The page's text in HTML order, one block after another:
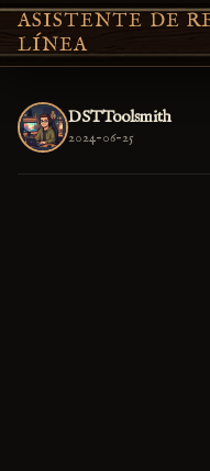
ASISTENTE DE
LÍNEA
DSTToolsmith
2024-06-25